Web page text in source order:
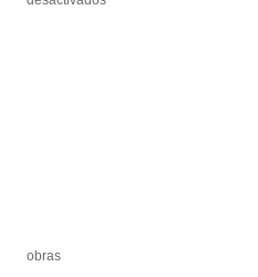
obras
obras